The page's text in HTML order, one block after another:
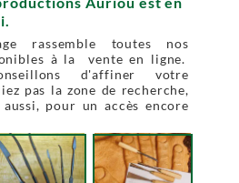
rassemble toutes nos
à la vente en ligne.
d'affiner votre
pas la zone de recherche,
pour un accès encore